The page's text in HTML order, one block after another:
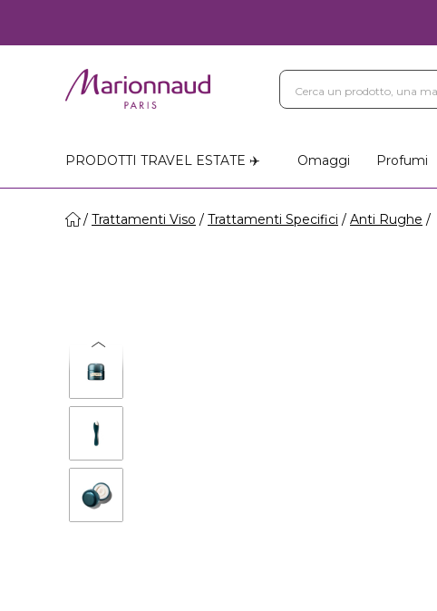
PRODOTTI TRAVEL ESTATE ✈️ Omaggi Profumi
Trattamenti Viso Trattamenti Specifici Anti Rughe